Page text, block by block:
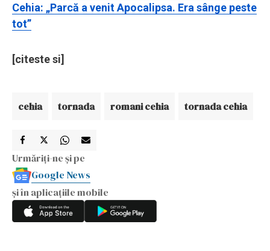
Cehia: „Parcă a venit Apocalipsa. Era sânge peste
tot”
[citeste si]
cehia tornada romani cehia tornada cehia
Urmăriți-ne și pe
Google News
și în aplicațiile mobile